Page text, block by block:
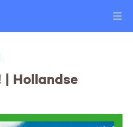
Hollandse